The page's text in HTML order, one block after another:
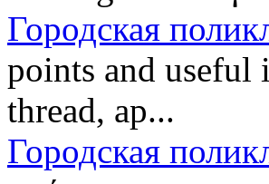
Городская
points and
thread, ap...
Городская